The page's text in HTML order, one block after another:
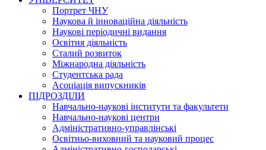
Портрет ЧНУ
Наукова й інноваційна діяльність
Наукові періодичні видання
Освітня діяльність
Сталий розвиток
Міжнародна діяльність
Студентська рада
Асоціація випускників
ПІДРОЗДІЛИ
Навчально-наукові інститути та факультети
Навчально-наукові центри
Адміністративно-управлінські
Освітньо-виховний та науковий процес